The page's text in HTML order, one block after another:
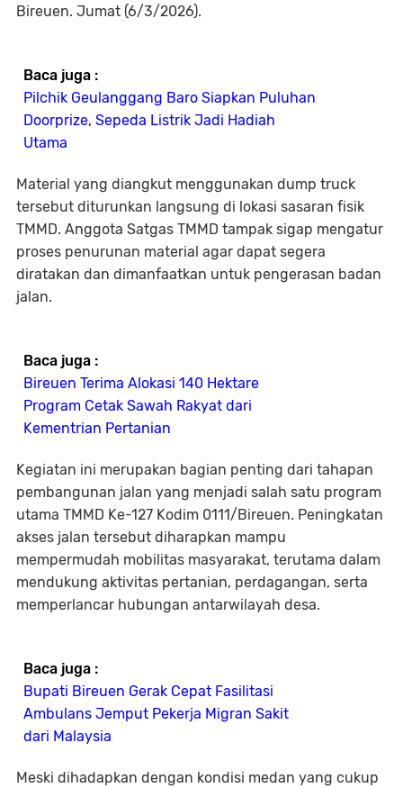
Bireuen. Jumat (6/3/2026).
Baca juga :
Pilchik Geulanggang Baro Siapkan Puluhan
Doorprize, Sepeda Listrik Jadi Hadiah
Utama
Material yang diangkut menggunakan dump truck
tersebut diturunkan langsung di lokasi sasaran fisik
TMMD. Anggota Satgas TMMD tampak sigap mengatur
proses penurunan material agar dapat segera
diratakan dan dimanfaatkan untuk pengerasan badan
jalan.
Baca juga :
Bireuen Terima Alokasi 140 Hektare
Program Cetak Sawah Rakyat dari
Kementrian Pertanian
Kegiatan ini merupakan bagian penting dari tahapan
pembangunan jalan yang menjadi salah satu program
utama TMMD Ke-127 Kodim 0111/Bireuen. Peningkatan
akses jalan tersebut diharapkan mampu
mempermudah mobilitas masyarakat, terutama dalam
mendukung aktivitas pertanian, perdagangan, serta
memperlancar hubungan antarwilayah desa.
Baca juga :
Bupati Bireuen Gerak Cepat Fasilitasi
Ambulans Jemput Pekerja Migran Sakit
dari Malaysia
Meski dihadapkan dengan kondisi medan yang cukup